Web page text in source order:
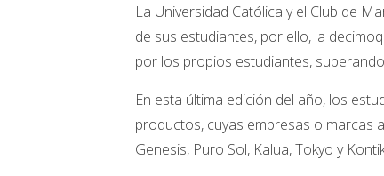
La Universidad Católica y el Club de
de sus estudiantes, por ello, la
por los propios estudiantes,
En esta última edición del año, los
productos, cuyas empresas o marcas
Genesis, Puro Sol, Kalua, Tokyo y